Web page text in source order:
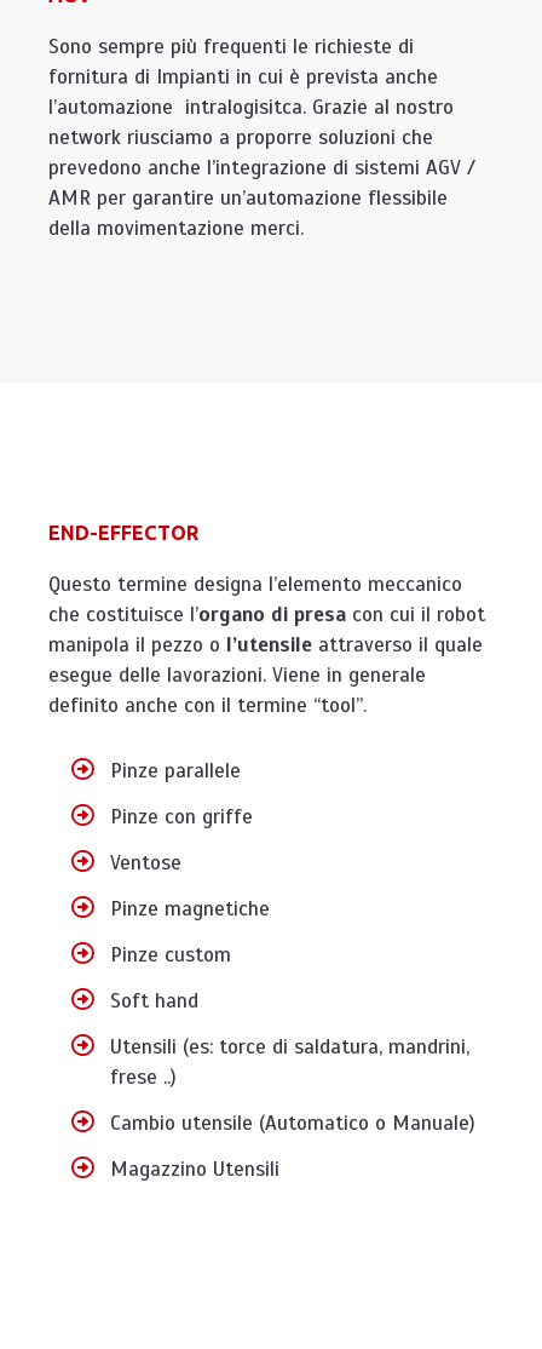
Sono sempre più frequenti le richieste di
fornitura di Impianti in cui è prevista anche
l’automazione intralogisitca. Grazie al nostro
network riusciamo a proporre soluzioni che
prevedono anche l’integrazione di sistemi AGV /
AMR per garantire un’automazione flessibile
della movimentazione merci.
END-EFFECTOR
Questo termine designa l’elemento meccanico
che costituisce l’organo di presa con cui il robot
manipola il pezzo o l’utensile attraverso il quale
esegue delle lavorazioni. Viene in generale
definito anche con il termine “tool”.
Pinze parallele
Pinze con griffe
Ventose
Pinze magnetiche
Pinze custom
Soft hand
Utensili (es: torce di saldatura, mandrini,
frese ..)
Cambio utensile (Automatico o Manuale)
Magazzino Utensili